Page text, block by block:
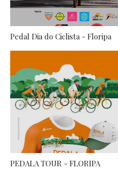
Pedal Dia do Ciclista - Floripa
PEDALA TOUR - FLORIPA